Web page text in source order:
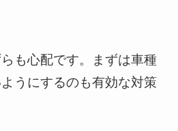
も心配です。まずは車種
うにするのも有効な対策